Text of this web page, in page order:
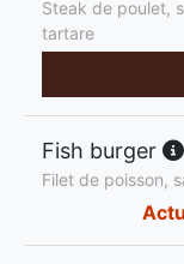
Steak de poulet,
tartare
Fish burger
Filet de poisson,